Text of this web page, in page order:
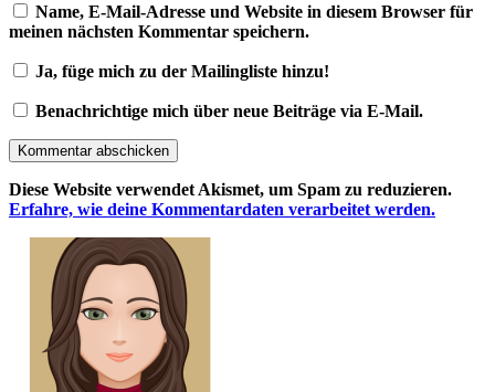
Name, E-Mail-Adresse und Website in diesem Browser für
meinen nächsten Kommentar speichern.
Ja, füge mich zu der Mailingliste hinzu!
Benachrichtige mich über neue Beiträge via E-Mail.
Kommentar abschicken
Diese Website verwendet Akismet, um Spam zu reduzieren.
Erfahre, wie deine Kommentardaten verarbeitet werden.